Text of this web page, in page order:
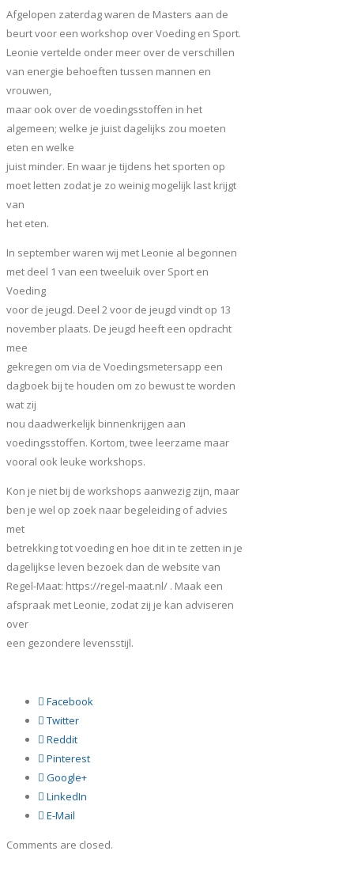
Afgelopen zaterdag waren de Masters aan de
beurt voor een workshop over Voeding en Sport.
Leonie vertelde onder meer over de verschillen
van energie behoeften tussen mannen en
vrouwen,
maar ook over de voedingsstoffen in het
algemeen; welke je juist dagelijks zou moeten
eten en welke
juist minder. En waar je tijdens het sporten op
moet letten zodat je zo weinig mogelijk last krijgt
van
het eten.
In september waren wij met Leonie al begonnen
met deel 1 van een tweeluik over Sport en
Voeding
voor de jeugd. Deel 2 voor de jeugd vindt op 13
november plaats. De jeugd heeft een opdracht
mee
gekregen om via de Voedingsmetersapp een
dagboek bij te houden om zo bewust te worden
wat zij
nou daadwerkelijk binnenkrijgen aan
voedingsstoffen. Kortom, twee leerzame maar
vooral ook leuke workshops.
Kon je niet bij de workshops aanwezig zijn, maar
ben je wel op zoek naar begeleiding of advies
met
betrekking tot voeding en hoe dit in te zetten in je
dagelijkse leven bezoek dan de website van
Regel-Maat: https://regel-maat.nl/ . Maak een
afspraak met Leonie, zodat zij je kan adviseren
over
een gezondere levensstijl.
Facebook
Twitter
Reddit
Pinterest
Google+
LinkedIn
E-Mail
Comments are closed.